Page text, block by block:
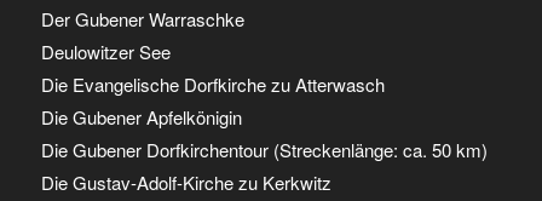
Der Gubener Warraschke
Deulowitzer See
Die Evangelische Dorfkirche zu Atterwasch
Die Gubener Apfelkönigin
Die Gubener Dorfkirchentour (Streckenlänge: ca. 50 km)
Die Gustav-Adolf-Kirche zu Kerkwitz